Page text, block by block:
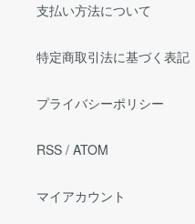
支払い方法について
特定商取引法に基づく表記
プライバシーポリシー
RSS / ATOM
マイアカウント